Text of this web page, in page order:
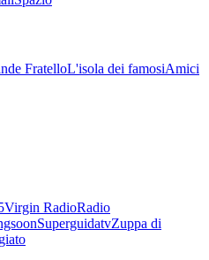
FratelloL'isola dei famosiAmici
Virgin RadioRadio
SuperguidatvZuppa di